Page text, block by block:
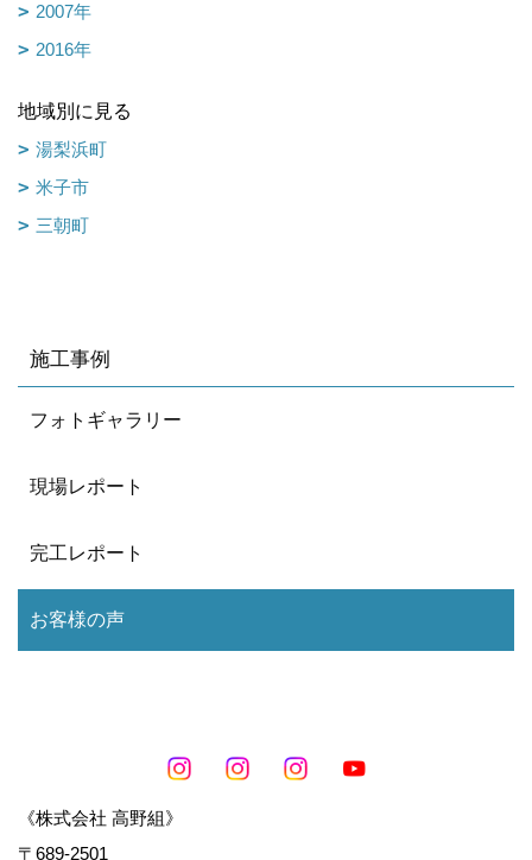
2007年
2016年
地域別に見る
湯梨浜町
米子市
三朝町
施工事例
フォトギャラリー
現場レポート
完工レポート
お客様の声
《株式会社 高野組》
〒689-2501